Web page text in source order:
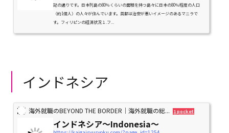
記の通りです。日本列島の80％くらいの面積を持つ島々に日本の80％程度の人口
（約1億人）の人々が住んでいます。首都は治安が悪いイメージのあるマニラで
す。フィリピンの経済状況１.フ...
インドネシア
海外就職のBEYOND THE BORDER｜海外就職の総... 1 pocket
インドネシア〜Indonesia〜